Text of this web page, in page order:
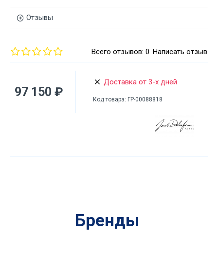
Отзывы
Всего отзывов: 0 Написать отзыв
97 150 ₽
Доставка от 3-х дней
Код товара: ГР-00088818
Бренды